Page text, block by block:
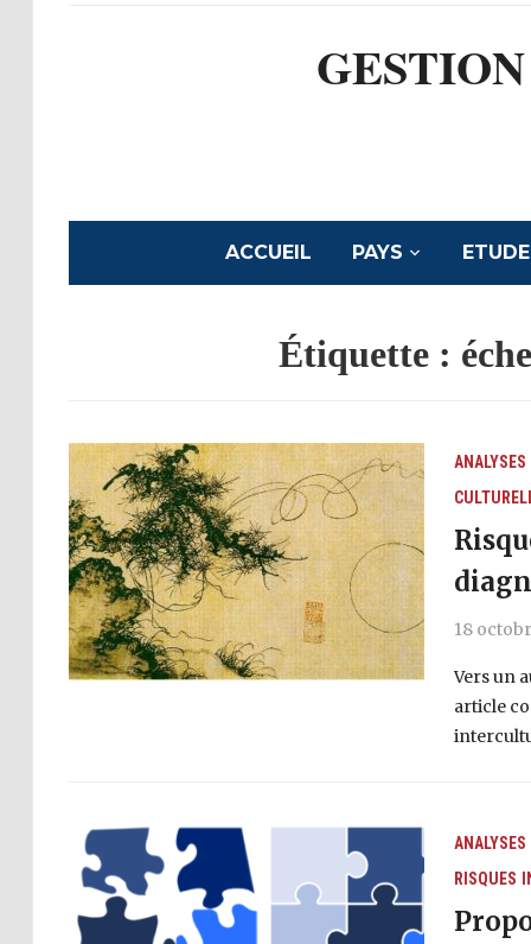
ACCUEIL PAYS
Étiquette :
ANALYSES
18
Vers un
article
ANALYSES
RISQUES